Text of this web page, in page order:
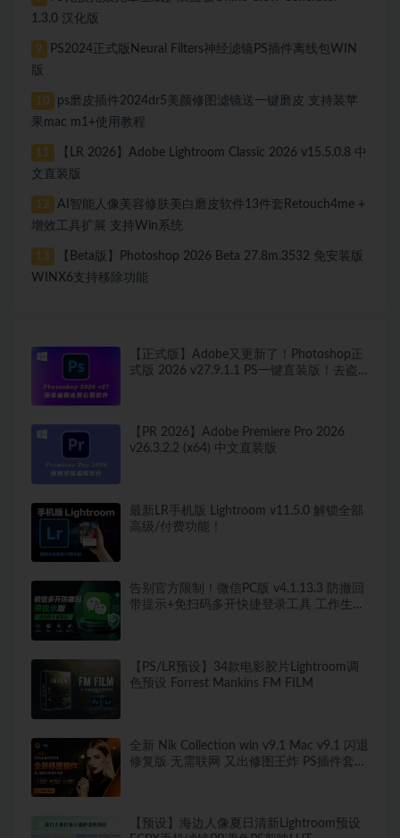
1.3.0 汉化版
9
PS2024正式版Neural Filters神经滤镜PS插件离线包WIN
版
10
ps磨皮插件2024dr5美颜修图滤镜送一键磨皮 支持装苹
果mac m1+使用教程
11
【LR 2026】Adobe Lightroom Classic 2026 v15.5.0.8 中
文直装版
12
AI智能人像美容修肤美白磨皮软件13件套Retouch4me +
增效工具扩展 支持Win系统
13
【Beta版】Photoshop 2026 Beta 27.8m.3532 免安装版
WINX6支持移除功能
【正式版】Adobe又更新了！Photoshop正
式版 2026 v27.9.1.1 PS一键直装版！去盗
【PR 2026】Adobe Premiere Pro 2026
v26.3.2.2 (x64) 中文直装版
最新LR手机版 Lightroom v11.5.0 解锁全部
高级/付费功能！
告别官方限制！微信PC版 v4.1.13.3 防撤回
带提示+免扫码多开快捷登录工具 工作生活
【PS/LR预设】34款电影胶片Lightroom调
色预设 Forrest Mankins FM FILM
全新 Nik Collection win v9.1 Mac v9.1 闪退
修复版 无需联网 又出修图王炸 PS插件套装
【预设】海边人像夏日清新Lightroom预设